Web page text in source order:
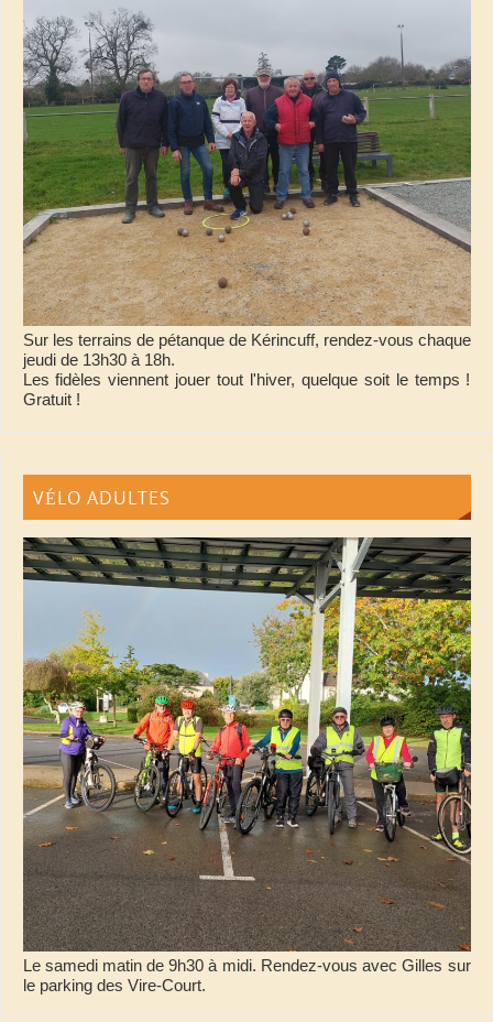
Sur les terrains de pétanque de Kérincuff, rendez-vous chaque
jeudi de 13h30 à 18h.
Les fidèles viennent jouer tout l'hiver, quelque soit le temps !
Gratuit !
VÉLO ADULTES
Le samedi matin de 9h30 à midi. Rendez-vous avec Gilles sur
le parking des Vire-Court.